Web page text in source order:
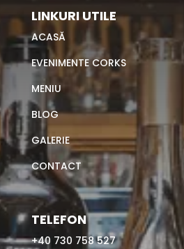
LINKURI UTILE
ACASĂ
EVENIMENTE CORKS
MENIU
BLOG
GALERIE
CONTACT
TELEFON
+40 730 758 527